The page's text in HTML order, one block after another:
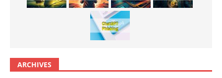
ARCHIVES